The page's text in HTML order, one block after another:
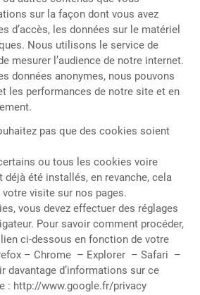
sur la façon dont vous avez
d’accès, les données sur le matériel
Nous utilisons le service de
mesurer l’audience de notre internet.
données anonymes, nous pouvons
les performances de notre site et en
pas que des cookies soient
ou tous les cookies voire
déjà été installés, en revanche, cela
visite sur nos pages.
vous devez effectuer des réglages
Pour savoir comment procéder,
ci-dessous en fonction de votre
– Chrome – Explorer – Safari –
davantage d’informations sur ce
: http://www.google.fr/privacy